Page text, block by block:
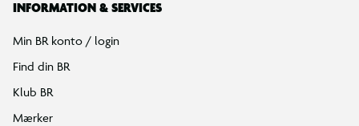
INFORMATION & SERVICES
Min BR konto / login
Find din BR
Klub BR
Mærker